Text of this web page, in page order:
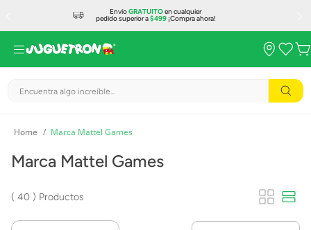
EnvíoGRATUITOen cualquier
pedido superior a$499¡Compra ahora!
Encuentra algo increíble...
Marca Mattel Games
Marca Mattel Games
40 Productos